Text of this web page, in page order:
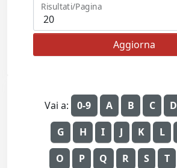
Risultati/Pagina
Vai a: 0-9 A B C D
G H I J K L
O P Q R S T